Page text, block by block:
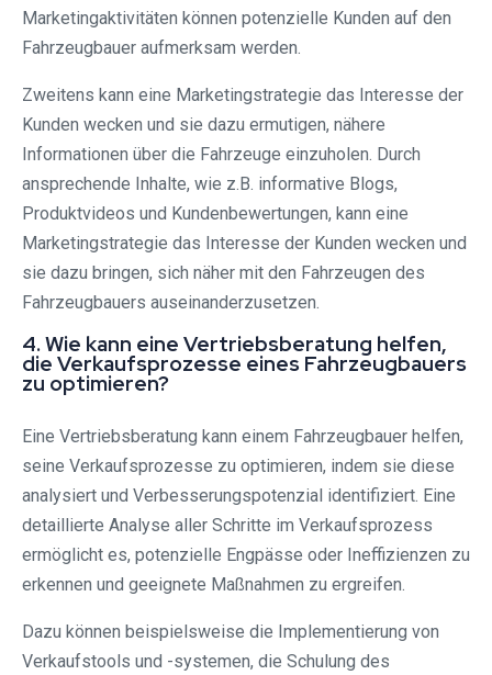
Marketingaktivitäten können potenzielle Kunden auf den
Fahrzeugbauer aufmerksam werden.
Zweitens kann eine Marketingstrategie das Interesse der
Kunden wecken und sie dazu ermutigen, nähere
Informationen über die Fahrzeuge einzuholen. Durch
ansprechende Inhalte, wie z.B. informative Blogs,
Produktvideos und Kundenbewertungen, kann eine
Marketingstrategie das Interesse der Kunden wecken und
sie dazu bringen, sich näher mit den Fahrzeugen des
Fahrzeugbauers auseinanderzusetzen.
4. Wie kann eine Vertriebsberatung helfen,
die Verkaufsprozesse eines Fahrzeugbauers
zu optimieren?
Eine Vertriebsberatung kann einem Fahrzeugbauer helfen,
seine Verkaufsprozesse zu optimieren, indem sie diese
analysiert und Verbesserungspotenzial identifiziert. Eine
detaillierte Analyse aller Schritte im Verkaufsprozess
ermöglicht es, potenzielle Engpässe oder Ineffizienzen zu
erkennen und geeignete Maßnahmen zu ergreifen.
Dazu können beispielsweise die Implementierung von
Verkaufstools und -systemen, die Schulung des